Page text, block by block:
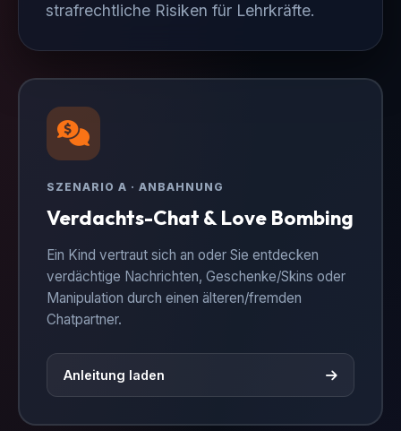
strafrechtliche Risiken für Lehrkräfte.
SZENARIO A · ANBAHNUNG
Verdachts-Chat & Love Bombing
Ein Kind vertraut sich an oder Sie entdecken
verdächtige Nachrichten, Geschenke/Skins oder
Manipulation durch einen älteren/fremden
Chatpartner.
Anleitung laden